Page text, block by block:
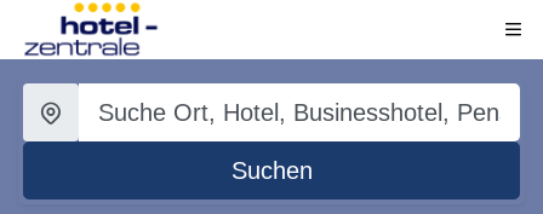
Suchen